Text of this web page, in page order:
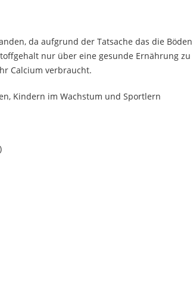
da aufgrund der Tatsache das die
nur über eine gesunde Ernährung
Calcium verbraucht.
Kindern im Wachstum und Sportlern